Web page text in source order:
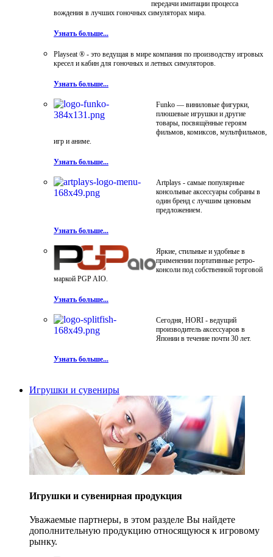
передачи имитации процесса
вождения в лучших гоночных симуляторах мира.
Узнать больше...
Playseat ® - это ведущая в мире компания по производству игровых
кресел и кабин для гоночных и летных симуляторов.
Узнать больше...
Funko — виниловые фигурки,
плюшевые игрушки и другие
товары, посвящённые героям
фильмов, комиксов, мультфильмов,
игр и аниме.
Узнать больше...
Artplays - самые популярные
консольные аксессуары собраны в
один бренд с лучшим ценовым
предложением.
Узнать больше...
Яркие, стильные и удобные в
применении портативные ретро-
консоли под собственной торговой
маркой PGP AIO.
Узнать больше...
Сегодня, HORI - ведущий
производитель аксессуаров в
Японии в течение почти 30 лет.
Узнать больше...
Игрушки и сувениры
Игрушки и сувенирная продукция
Уважаемые партнеры, в этом разделе Вы найдете
дополнительную продукцию относящуюся к игровому
рынку.